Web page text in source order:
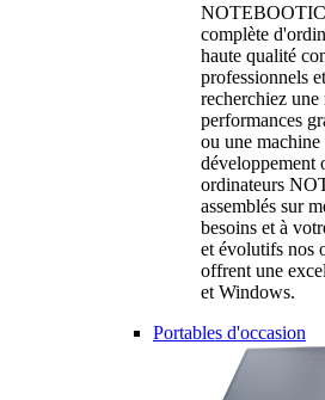
complète
haute qualité
professionnels
recherchiez une
performances
ou une
développement
ordinateurs
assemblés sur
besoins et à
et évolutifs nos
offrent une
et Windows.
Portables d'occasion